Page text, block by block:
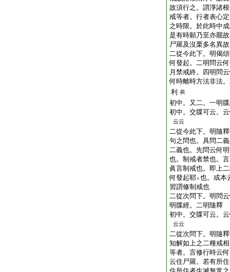
故須行之。謂淨諸
戒等者。行者表心
之時限。於此時中
是有時願乃至亦罷
尸羅及沒栗多名異
二從今此下。明偈
何發起。二明問云
月禁戒終。四明問
何時離時方法非法
利 矣
初中。又二。一明
初中。交牒可云。
云云
二從今此下。明隨
句之問也。具問二
二義也。先問云何
也。制戒者禁也。
眞言制戒也。即上
何發起耶 ト 也。或本
習謂修制戒也
二從次問下。明問
明牒經。二明隨釋
初中。交牒可云。
云云
二從次問下。明隨
知解如上之二種戒
等者。言修行時云
云住尸羅。若有所